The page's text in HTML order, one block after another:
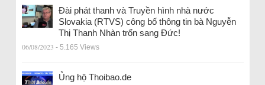
Đài phát thanh và Truyền hình nhà nước
Slovakia (RTVS) công bố thông tin bà Nguyễn
Thị Thanh Nhàn trốn sang Đức!
06/08/2023 - 5.165 Views
Ủng hộ Thoibao.de